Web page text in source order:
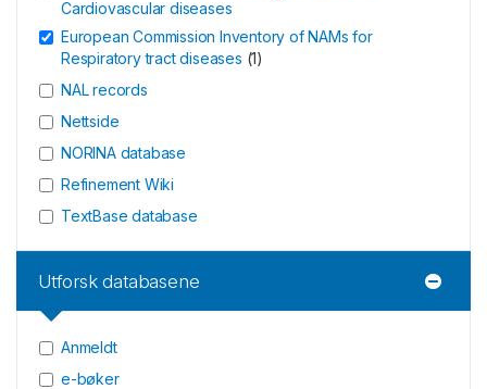
Cardiovascular diseases
European Commission Inventory of NAMs for
Respiratory tract diseases (1)
NAL records
Nettside
NORINA database
Refinement Wiki
TextBase database
Utforsk databasene
Anmeldt
e-bøker